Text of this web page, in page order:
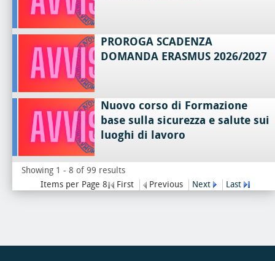
PROROGA SCADENZA
DOMANDA ERASMUS 2026/2027
Nuovo corso di Formazione
base sulla sicurezza e salute sui
luoghi di lavoro
Showing 1 - 8 of 99 results
Items per Page 8
First Previous Next Last